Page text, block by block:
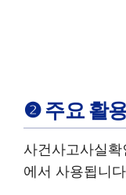
❷ 주요 활
사건사고사실
에서 사용됩니